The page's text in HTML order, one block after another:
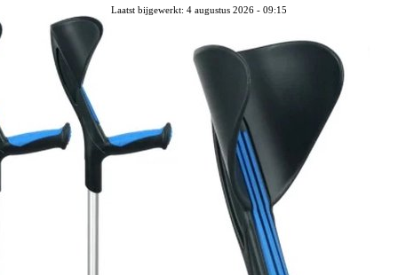
Laatst bijgewerkt: 4 augustus 2026 - 09:15